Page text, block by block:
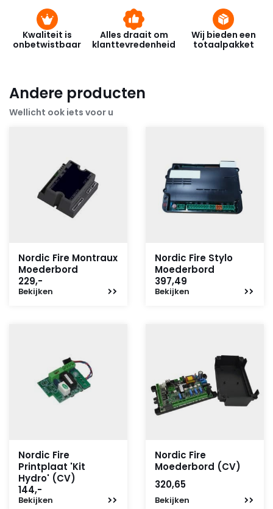
Kwaliteit is
onbetwistbaar
Alles draait om
klanttevredenheid
Wij bieden een
totaalpakket
Andere producten
Wellicht ook iets voor u
Nordic Fire Montraux
Moederbord
229,-
Bekijken
Nordic Fire Stylo
Moederbord
397,49
Bekijken
Nordic Fire
Printplaat 'Kit
Hydro' (CV)
144,-
Bekijken
Nordic Fire
Moederbord (CV)
320,65
Bekijken